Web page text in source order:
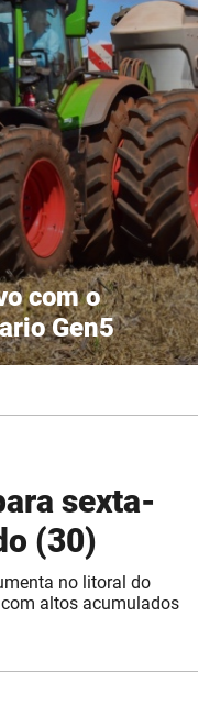
com o
Gen5
sexta-
(30)
no litoral do
altos acumulados